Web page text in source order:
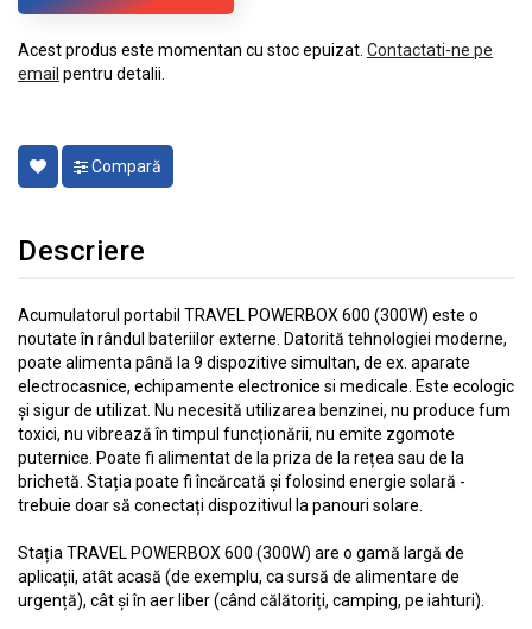
Acest produs este momentan cu stoc epuizat. Contactati-ne pe
email pentru detalii.
Compară
Descriere
Acumulatorul portabil TRAVEL POWERBOX 600 (300W) este o
noutate în rândul bateriilor externe. Datorită tehnologiei moderne,
poate alimenta până la 9 dispozitive simultan, de ex. aparate
electrocasnice, echipamente electronice si medicale. Este ecologic
și sigur de utilizat. Nu necesită utilizarea benzinei, nu produce fum
toxici, nu vibrează în timpul funcționării, nu emite zgomote
puternice. Poate fi alimentat de la priza de la rețea sau de la
brichetă. Stația poate fi încărcată și folosind energie solară -
trebuie doar să conectați dispozitivul la panouri solare.
Stația TRAVEL POWERBOX 600 (300W) are o gamă largă de
aplicații, atât acasă (de exemplu, ca sursă de alimentare de
urgență), cât și în aer liber (când călătoriți, camping, pe iahturi).